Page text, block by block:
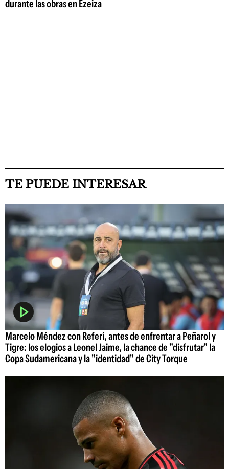
durante las obras en Ezeiza
TE PUEDE INTERESAR
Marcelo Méndez con Referí, antes de enfrentar a Peñarol y
Tigre: los elogios a Leonel Jaime, la chance de "disfrutar" la
Copa Sudamericana y la "identidad" de City Torque